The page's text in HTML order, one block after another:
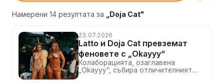
Намерени 14 резултата за „Doja Cat"
23.07.2026
Latto и Doja Cat превземат
феновете с „Okayyy“
Колаборацията, озаглавена
„Okayyy“, събира отличителният